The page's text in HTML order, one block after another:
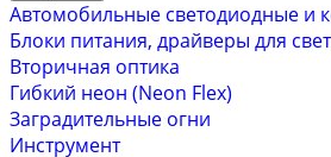
Автомобильные светодиодные и
Блоки питания, драйверы для
Вторичная оптика
Гибкий неон (Neon Flex)
Заградительные огни
Инструмент